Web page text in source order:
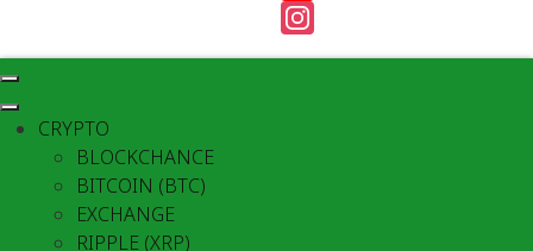
Instagram
CRYPTO
BLOCKCHANCE
BITCOIN (BTC)
EXCHANGE
RIPPLE (XRP)